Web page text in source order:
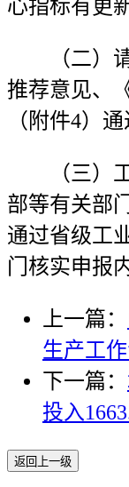
心指标有更
（二）请
推荐意见、
（附件4）
（三）工
部等有关部
通过省级工
门核实申报
上一篇：
生产工
下一篇：
投入
返回上一级